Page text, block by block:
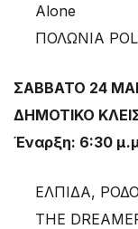
Alone
ΠΟΛΩΝΙΑ
ΣΑΒΒΑΤΟ 24
ΔΗΜΟΤΙΚΟ
Έναρξη: 6:30
ΕΛΠΙΔΑ,
THE